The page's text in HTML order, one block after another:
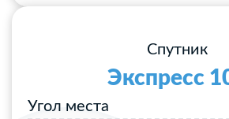
Спутник
Экспресс
Угол места